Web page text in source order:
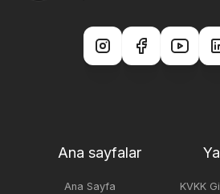
Ana sayfalar
Ana Sayfa
KVKK